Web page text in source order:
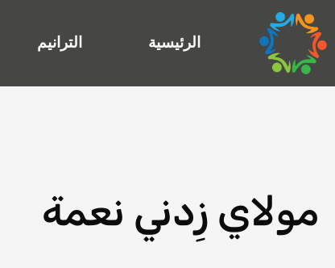
إلى
المحتوى
الرئيسية الترانيم
مولاي زِدني نعمة